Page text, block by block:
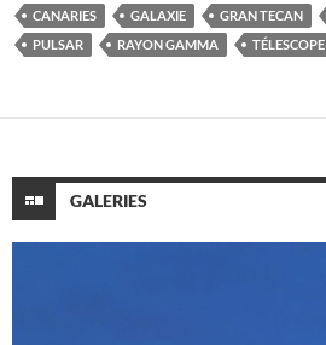
CANARIES GALAXIE GRAN TECAN
PULSAR
RAYON GAMMA TÉLESCOPE
GALERIES